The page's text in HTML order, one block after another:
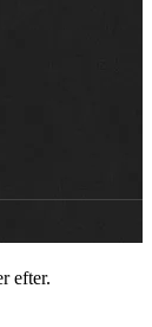
efter.